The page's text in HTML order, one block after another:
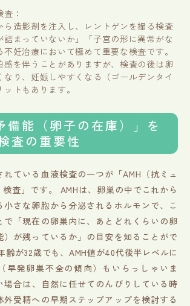
：
ら造影剤を注入し、レントゲンを撮る検査
詰まっていないか」「子宮の形に異常がな
不妊治療において極めて重要な検査です。
感を伴うことがありますが、検査の後は卵
なり、妊娠しやすくなる（ゴールデンタイ
トもあります。
備能（卵子の在庫）」を
査の重要性
ている血液検査の一つが「AMH（抗ミュ
査」です。 AMHは、卵巣の中でこれから
小さな卵胞から分泌されるホルモンで、こ
で「現在の卵巣内に、あとどれくらいの卵
）が残っているか」の目安を知ることがで
が32歳でも、AMH値が40代後半レベルに
早発卵巣不全の傾向）もいらっしゃいま
場合は、自然に任せてのんびりしている時
外受精への早期ステップアップを検討する